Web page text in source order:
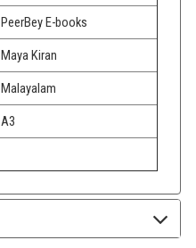
PeerBey E-books
Maya Kiran
Malayalam
A3